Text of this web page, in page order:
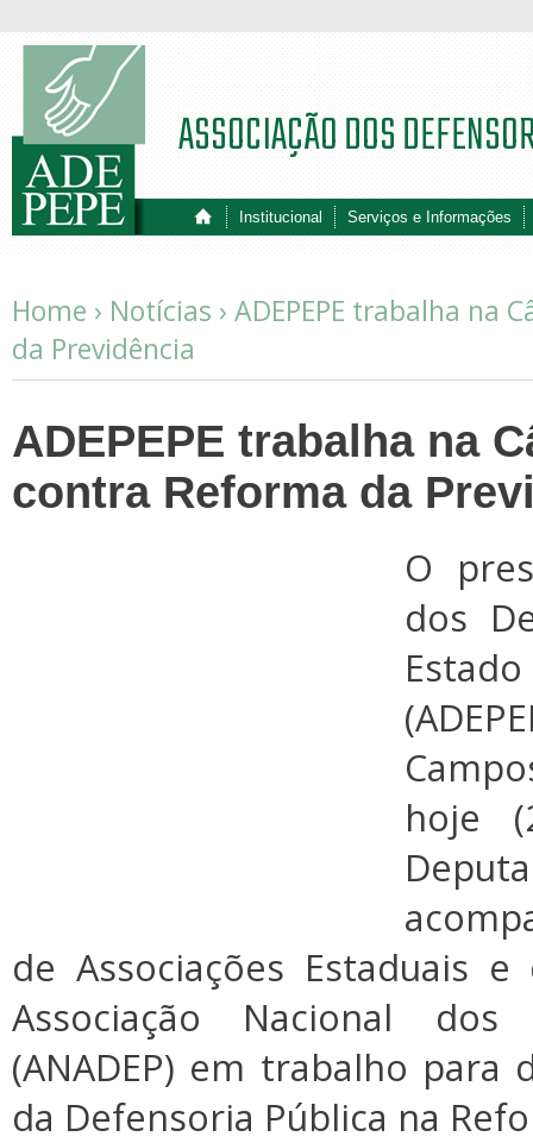
Institucional Serviços e Informações
ASSOCIAÇÃO DOS
Home › Notícias › ADEPEPE trabalha na
da Previdência
ADEPEPE trabalha na
contra Reforma da
O
dos
hoje
de Associações Estaduais
Associação Nacional dos
(ANADEP) em trabalho para
da Defensoria Pública na